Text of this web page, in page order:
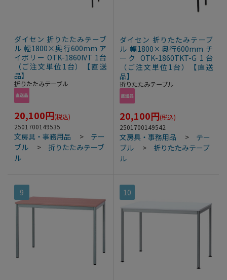
ダイセン 折りたたみテーブ
ル 幅1800×奥行600mm ア
イボリー OTK-1860IVT 1台
（ご注文単位1台）【直送
品】
折りたたみテーブル
20,100円(税込)
2501700149535
文房具・事務用品 > テー
ブル
> 折りたたみテーブ
ル
ダイセン 折りたたみテーブ
ル 幅1800×奥行600mm チ
ーク OTK-1860TKT-G 1台
（ご注文単位1台）【直送
品】
折りたたみテーブル
20,100円(税込)
2501700149542
文房具・事務用品 > テー
ブル
> 折りたたみテーブ
ル
9 10